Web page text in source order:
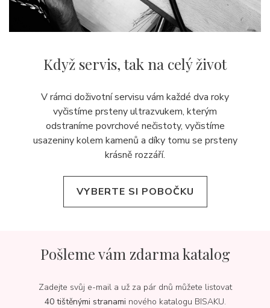
Když servis,tak na celý život
V rámci doživotní servisu vám každé dva roky
vyčistíme prsteny ultrazvukem, kterým
odstraníme povrchové nečistoty, vyčistíme
usazeniny kolem kamenů a díky tomu se prsteny
krásně rozzáří.
VYBERTE SI POBOČKU
Pošleme vám zdarma katalog
Zadejte svůj e-mail a už za pár dnů můžete listovat
40 tištěnými stranami nového katalogu BISAKU.